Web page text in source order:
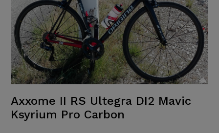
Axxome II RS Ultegra DI2 Mavic
Ksyrium Pro Carbon